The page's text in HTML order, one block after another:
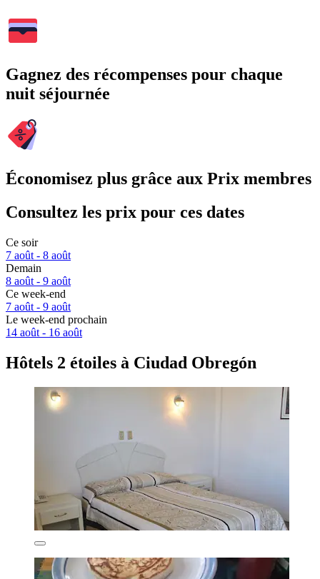
Gagnez des récompenses pour chaque
nuit séjournée
Économisez plus grâce aux Prix membres
Consultez les prix pour ces dates
Ce soir
7 août - 8 août
Demain
8 août - 9 août
Ce week-end
7 août - 9 août
Le week-end prochain
14 août - 16 août
Hôtels 2 étoiles à Ciudad Obregón